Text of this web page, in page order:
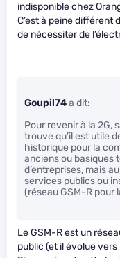
indisponible chez
C’est à peine différent
de nécessiter de
Goupil74a dit:
Pour revenir à la 2G,
trouve qu’il est utile
historique pour la
anciens ou basiques
d’entreprises, mais
services publics ou
(réseau GSM-R pour
Le GSM-R est un
public (et il évolue vers